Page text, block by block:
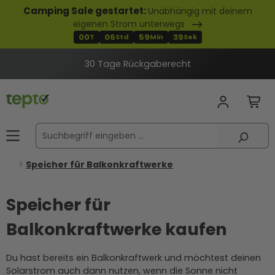
springen
Camping Sale gestartet: Unabhängig mit deinem
eigenen Strom unterwegs
00T 06Std 59Min 38Sek
30 Tage Rückgaberecht
Speicher für Balkonkraftwerke
Speicher für
Balkonkraftwerke kaufen
Du hast bereits ein Balkonkraftwerk und möchtest deinen
Solarstrom auch dann nutzen, wenn die Sonne nicht